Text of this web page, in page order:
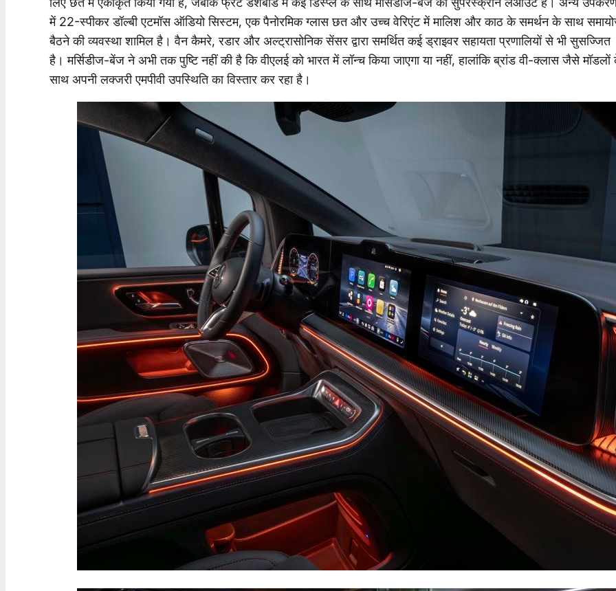
में 22-स्पीकर डॉल्बी एटमॉस ऑडियो सिस्टम, एक पैनोरमिक ग्लास छत और उच्च वेरिएंट में मालिश और काठ के समर्थन के साथ
बैठने की व्यवस्था शामिल है। वैन कैमरे, रडार और अल्ट्रासोनिक सेंसर द्वारा समर्थित कई ड्राइवर सहायता प्रणालियों से भी सुसज्जित
है। मर्सिडीज-बेंज ने अभी तक पुष्टि नहीं की है कि वीएलई को भारत में लॉन्च किया जाएगा या नहीं, हालांकि ब्रांड वी-क्लास जैसे
साथ अपनी लक्जरी एमपीवी उपस्थिति का विस्तार कर रहा है।